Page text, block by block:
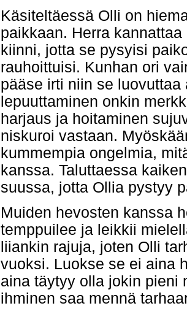
Käsiteltäessä Olli on
paikkaan. Herra
kiinni, jotta se pysyisi
rauhoittuisi. Kunhan ori
pääse irti niin se
lepuuttaminen onkin
harjaus ja hoitaminen
niskuroi vastaan.
kummempia ongelmia,
kanssa. Taluttaessa
suussa, jotta Ollia pystyy
Muiden hevosten kanssa
temppuilee ja leikkii
liiankin rajuja, joten Olli
vuoksi. Luokse se ei aina
aina täytyy olla jokin pieni
ihminen saa mennä